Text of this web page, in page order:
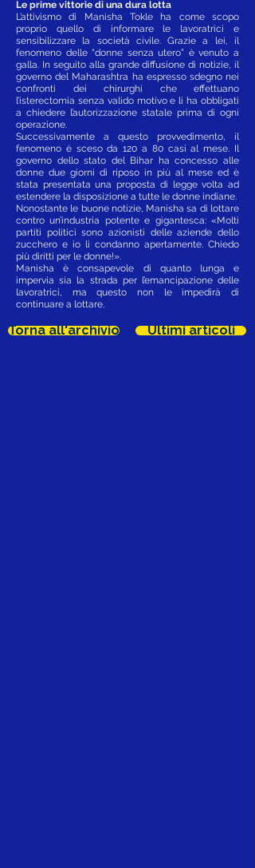
Le prime vittorie di una dura lotta
L’attivismo di Manisha Tokle ha come scopo
proprio quello di informare le lavoratrici e
sensibilizzare la società civile. Grazie a lei, il
fenomeno delle “donne senza utero” è venuto a
galla. In seguito alla grande diffusione di notizie, il
governo del Maharashtra ha espresso sdegno nei
confronti dei chirurghi che effettuano
l’isterectomia senza valido motivo e li ha obbligati
a chiedere l’autorizzazione statale prima di ogni
operazione.
Successivamente a questo provvedimento, il
fenomeno è sceso da 120 a 80 casi al mese. Il
governo dello stato del Bihar ha concesso alle
donne due giorni di riposo in più al mese ed è
stata presentata una proposta di legge volta ad
estendere la disposizione a tutte le donne indiane.
Nonostante le buone notizie, Manisha sa di lottare
contro un’industria potente e gigantesca: «Molti
partiti politici sono azionisti delle aziende dello
zucchero e io li condanno apertamente. Chiedo
più diritti per le donne!».
Manisha è consapevole di quanto lunga e
impervia sia la strada per l’emancipazione delle
lavoratrici, ma questo non le impedirà di
continuare a lottare.
Torna all'archivio Ultimi articoli